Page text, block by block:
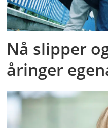
Nå slipper
åringer